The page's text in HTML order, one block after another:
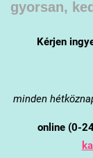
gyorsan,
Kérjen
minden
online (0-